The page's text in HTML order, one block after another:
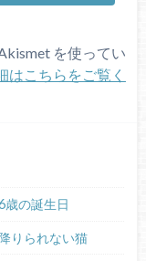
を使ってい
はこちらをご覧く
歳の誕生日
りられない猫